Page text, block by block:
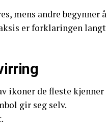
mens andre begynner å
er forklaringen langt
ikoner de fleste kjenner
gir seg selv.